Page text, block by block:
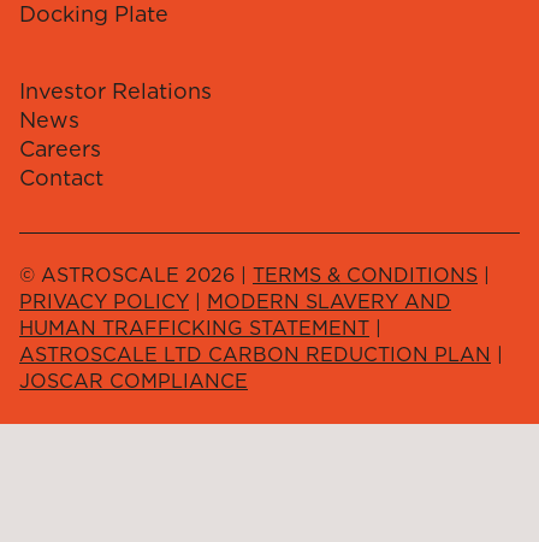
Docking Plate
Investor Relations
News
Careers
Contact
© ASTROSCALE 2026 | TERMS & CONDITIONS |
PRIVACY POLICY | MODERN SLAVERY AND
HUMAN TRAFFICKING STATEMENT |
ASTROSCALE LTD CARBON REDUCTION PLAN |
JOSCAR COMPLIANCE